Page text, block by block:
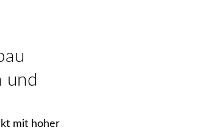
und
mit hoher